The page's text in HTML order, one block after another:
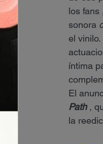
los fans
sonora
el
íntima
El
Path ,
la